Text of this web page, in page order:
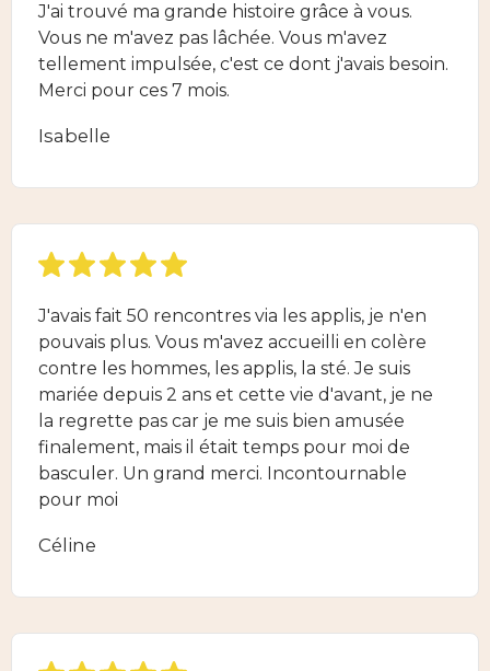
J'ai trouvé ma grande histoire grâce à vous.
Vous ne m'avez pas lâchée. Vous m'avez
tellement impulsée, c'est ce dont j'avais besoin.
Merci pour ces 7 mois.
Isabelle
J'avais fait 50 rencontres via les applis, je n'en
pouvais plus. Vous m'avez accueilli en colère
contre les hommes, les applis, la sté. Je suis
mariée depuis 2 ans et cette vie d'avant, je ne
la regrette pas car je me suis bien amusée
finalement, mais il était temps pour moi de
basculer. Un grand merci. Incontournable
pour moi
Céline